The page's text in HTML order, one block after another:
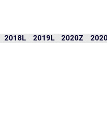
2018L 2019L 2020Z